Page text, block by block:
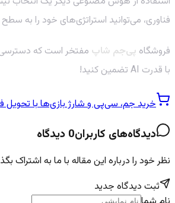
فناوری، می‌توانید استراتژی‌های خود را به سطح
فروشگاه پی‌جم شاپ مفتخر است که دسترسی
با قدرت AI تضمین کنید!
خرید جم، سی‌پی و شارژ بازی‌ها با تحویل
دیدگاه‌های کاربران0 دیدگاه
نظر خود را درباره این مقاله با ما به اشتراک
ثبت دیدگاه جدید